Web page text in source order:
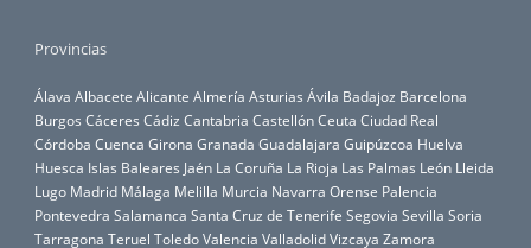
Provincias
Álava Albacete Alicante Almería Asturias Ávila Badajoz Barcelona
Burgos Cáceres Cádiz Cantabria CastellónCeuta Ciudad Real
Córdoba Cuenca Girona Granada Guadalajara Guipúzcoa Huelva
Huesca Islas Baleares Jaén La Coruña La Rioja Las Palmas León Lleida
Lugo Madrid Málaga Melilla Murcia Navarra Orense Palencia
Pontevedra Salamanca Santa Cruz de Tenerife Segovia Sevilla Soria
Tarragona Teruel ToledoValencia ValladolidVizcaya Zamora